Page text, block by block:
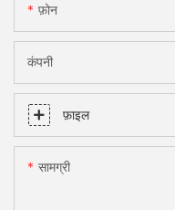
फ़ोन
कंपनी
फ़ाइल
सामग्री